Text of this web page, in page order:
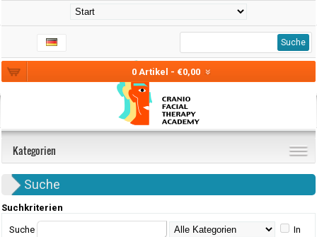
0 Artikel - €0,00
Suche
Kategorien
Suche
Suchkriterien
Suche
In